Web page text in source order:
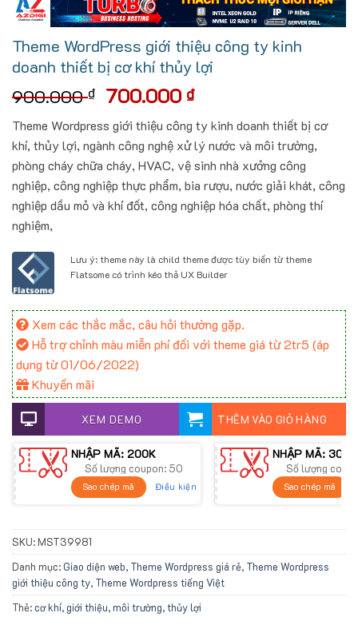
Theme WordPress giới thiệu công ty kinh
doanh thiết bị cơ khí thủy lợi
900.000₫ Giá
là:
900.000 ₫.
700.000 ₫Giá
tại
là:
700.000 ₫.
Theme Wordpress giới thiệu công ty kinh doanh thiết bị cơ
khí, thủy lợi, ngành công nghệ xử lý nước và môi trường,
phòng cháy chữa cháy, HVAC, vệ sinh nhà xưởng công
nghiệp, công nghiệp thực phẩm, bia rượu, nước giải khát, công
nghiệp dầu mỏ và khí đốt, công nghiệp hóa chất, phòng thí
nghiệm,
Lưu ý: theme này là child theme được tùy biến từ theme
Flatsome có trình kéo thả UX Builder
Xem các thắc mắc, câu hỏi thường gặp.
Hỗ trợ chỉnh màu miễn phí đối với theme giá từ 2tr5 (áp
dụng từ 01/06/2022)
Khuyến mãi
XEM DEMO THÊM VÀO GIỎ HÀNG
NHẬP MÃ: 200K
Số lượng coupon: 50
Sao chép mã Điều kiện
NHẬP MÃ: 300K
Số lượng
Sao chép mã
SKU: MST39981
Danh mục:Giao diện web, Theme Wordpress giá rẻ, Theme Wordpress
giới thiệu công ty, Theme Wordpress tiếng Việt
Thẻ:cơ khí,giới thiệu,môi trường,thủy lợi